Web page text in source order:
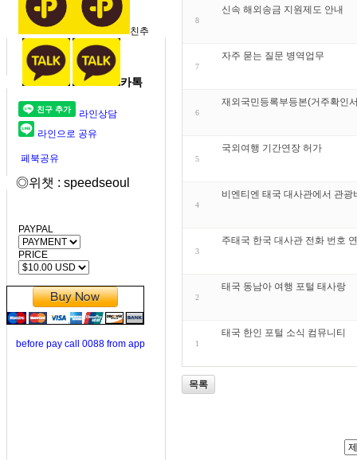
친추
카톡
라인상담
라인으로 공유
페북공유
◎위챗 : speedseoul
PAYPAL
PRICE
before pay call 0088 from app
8
신속 해외송금 지원제도 안내
7
자주 묻는 질문 병역업무
6
재외국민등록부등본(거주확인
5
국외여행 기간연장 허가
4
비엔티엔 태국 대사관에서 관광
3
주태국 한국 대사관 전화 번호
2
태국 동남아 여행 포털 태사랑
1
태국 한인 포털 소식 컴뮤니티
목록